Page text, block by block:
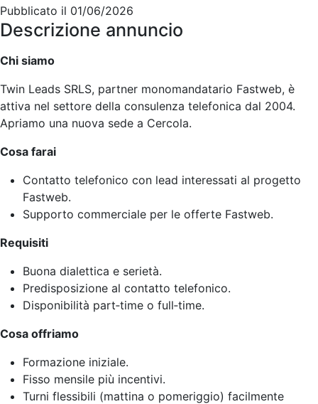
Pubblicato il 01/06/2026
Descrizione annuncio
Chi siamo
Twin Leads SRLS, partner monomandatario Fastweb, è
attiva nel settore della consulenza telefonica dal 2004.
Apriamo una nuova sede a Cercola.
Cosa farai
Contatto telefonico con lead interessati al progetto
Fastweb.
Supporto commerciale per le offerte Fastweb.
Requisiti
Buona dialettica e serietà.
Predisposizione al contatto telefonico.
Disponibilità part‑time o full‑time.
Cosa offriamo
Formazione iniziale.
Fisso mensile più incentivi.
Turni flessibili (mattina o pomeriggio) facilmente